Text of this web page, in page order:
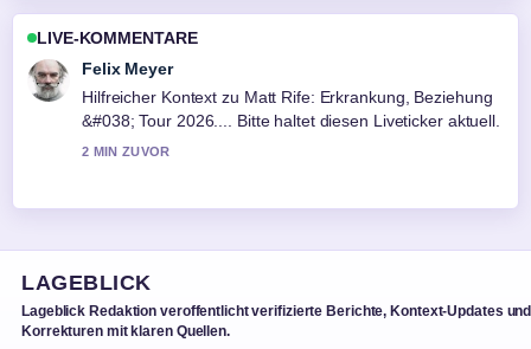
LIVE-KOMMENTARE
Laura Becker
Die Berichterstattung zu Jette Nietzard: Ex-Chefin der
Grünen Jugend im... wirkt solide und sehr gut
nachvollziehbar.
LAGEBLICK
Lageblick Redaktion veroffentlicht verifizierte Berichte, Kontext-Updates und
Korrekturen mit klaren Quellen.